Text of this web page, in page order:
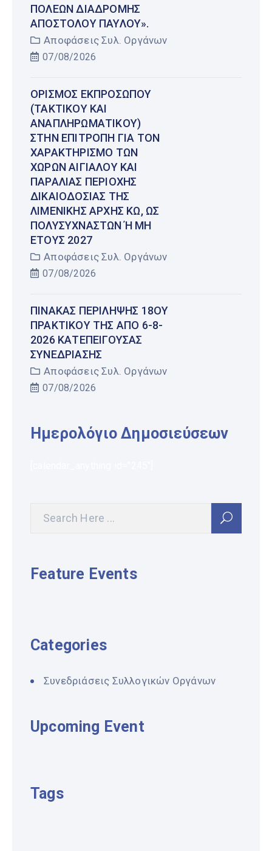
ΠΌΛΕΩΝ ΔΙΑΔΡΟΜΉΣ
ΑΠΟΣΤΌΛΟΥ ΠΑΎΛΟΥ».
Αποφάσεις Συλ. Οργάνων
07/08/2026
ΟΡΙΣΜΌΣ ΕΚΠΡΟΣΏΠΟΥ
(ΤΑΚΤΙΚΟΎ ΚΑΙ
ΑΝΑΠΛΗΡΩΜΑΤΙΚΟΎ)
ΣΤΗΝ ΕΠΙΤΡΟΠΉ ΓΙΑ ΤΟΝ
ΧΑΡΑΚΤΗΡΙΣΜΌ ΤΩΝ
ΧΏΡΩΝ ΑΙΓΙΑΛΟΎ ΚΑΙ
ΠΑΡΑΛΊΑΣ ΠΕΡΙΟΧΉΣ
ΔΙΚΑΙΟΔΟΣΊΑΣ ΤΗΣ
ΛΙΜΕΝΙΚΉΣ ΑΡΧΉΣ ΚΩ, ΩΣ
ΠΟΛΥΣΎΧΝΑΣΤΩΝ Ή ΜΗ Έ
ΤΟΥΣ 2027
Αποφάσεις Συλ. Οργάνων
07/08/2026
ΠΊΝΑΚΑΣ ΠΕΡΊΛΗΨΗΣ 18ΟΥ
ΠΡΑΚΤΙΚΟΎ ΤΗΣ ΑΠΌ 6-8-
2026 ΚΑΤΕΠΕΊΓΟΥΣΑΣ
ΣΥΝΕΔΡΊΑΣΗΣ
Αποφάσεις Συλ. Οργάνων
07/08/2026
Ημερολόγιο Δημοσιεύσεων
Feature Events
Categories
Συνεδριάσεις Συλλογικών Οργάνων
Upcoming Event
Tags